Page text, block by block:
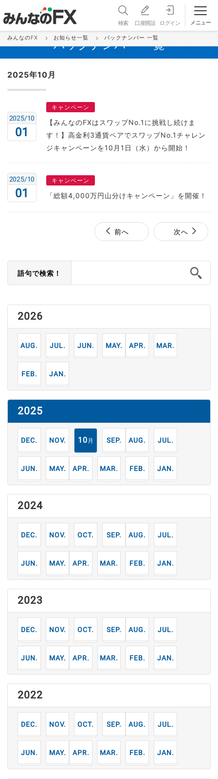
検索 口座開設 ログイン メニュー
バックナンバー 一覧
みんなのFX お知らせ一覧 バックナンバー 一覧
2025年10月
01
2025/10
キャンペーン
【みんなのFXはスワップNo.1に挑戦し続けま
す！】高金利3通貨ペアでスワップNo.1チャレン
ジキャンペーンを10月1日（水）から開始！
01
2025/10 キャンペーン
「総額4,000万円山分けキャンペーン」を開催！
前へ 次へ
語句で検索！
2026
8月 7月 6月 5月 4月 3月
2月 1月
2025
12月 11月 10 月 9月 8月 7月
6月 5月 4月 3月 2月 1月
2024
12月 11月 10月 9月 8月 7月
6月 5月 4月 3月 2月 1月
2023
12月 11月 10月 9月 8月 7月
6月 5月 4月 3月 2月 1月
2022
12月 11月 10月 9月 8月 7月
6月 5月 4月 3月 2月 1月